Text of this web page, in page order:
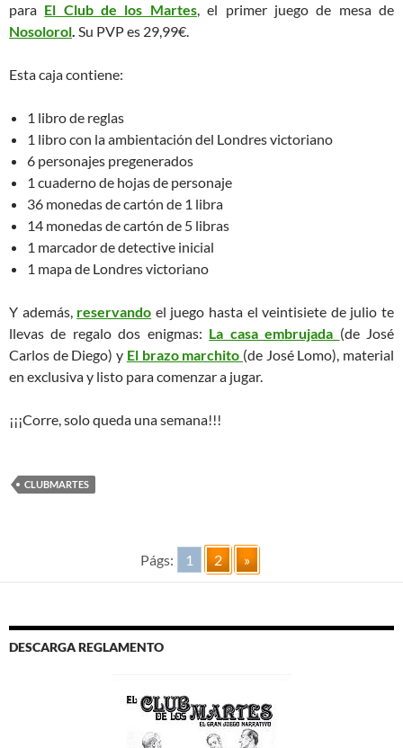
para El Club de los Martes, el primer juego de mesa de
Nosolorol. Su PVP es 29,99€.
Esta caja contiene:
1 libro de reglas
1 libro con la ambientación del Londres victoriano
6 personajes pregenerados
1 cuaderno de hojas de personaje
36 monedas de cartón de 1 libra
14 monedas de cartón de 5 libras
1 marcador de detective inicial
1 mapa de Londres victoriano
Y además, reservando el juego hasta el veintisiete de julio te
llevas de regalo dos enigmas: La casa embrujada (de José
Carlos de Diego) y El brazo marchito (de José Lomo), material
en exclusiva y listo para comenzar a jugar.
¡¡¡Corre, solo queda una semana!!!
CLUBMARTES
Págs: 1 2 »
DESCARGA REGLAMENTO